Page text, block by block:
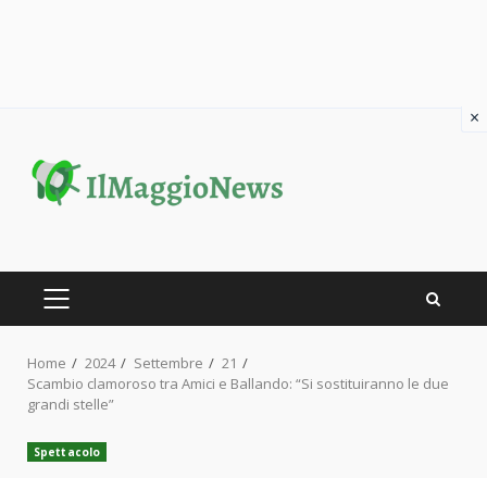
content
PRIMARY
Home 2024 Settembre
21
Scambio clamoroso tra Amici e Ballando: “Si sostituiranno le due
grandi stelle”
Spettacolo
×